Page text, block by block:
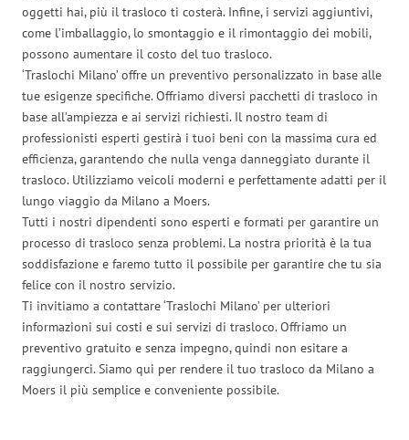
oggetti hai, più il trasloco ti costerà. Infine, i servizi aggiuntivi,
come l’imballaggio, lo smontaggio e il rimontaggio dei mobili,
possono aumentare il costo del tuo trasloco.
‘Traslochi Milano’ offre un preventivo personalizzato in base alle
tue esigenze specifiche. Offriamo diversi pacchetti di trasloco in
base all’ampiezza e ai servizi richiesti. Il nostro team di
professionisti esperti gestirà i tuoi beni con la massima cura ed
efficienza, garantendo che nulla venga danneggiato durante il
trasloco. Utilizziamo veicoli moderni e perfettamente adatti per il
lungo viaggio da Milano a Moers.
Tutti i nostri dipendenti sono esperti e formati per garantire un
processo di trasloco senza problemi. La nostra priorità è la tua
soddisfazione e faremo tutto il possibile per garantire che tu sia
felice con il nostro servizio.
Ti invitiamo a contattare ‘Traslochi Milano’ per ulteriori
informazioni sui costi e sui servizi di trasloco. Offriamo un
preventivo gratuito e senza impegno, quindi non esitare a
raggiungerci. Siamo qui per rendere il tuo trasloco da Milano a
Moers il più semplice e conveniente possibile.